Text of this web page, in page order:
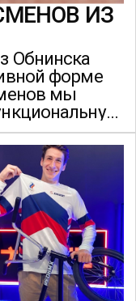
ИЗ
Обнинска
форме
мы